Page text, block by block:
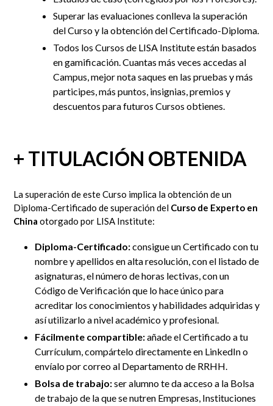
Superar las evaluaciones conlleva la superación
del Curso y la obtención del Certificado-Diploma.
Todos los Cursos de LISA Institute están basados
en gamificación. Cuantas más veces accedas al
Campus, mejor nota saques en las pruebas y más
participes, más puntos, insignias, premios y
descuentos para futuros Cursos obtienes.
+ TITULACIÓN OBTENIDA
La superación de este Curso implica la obtención de un
Diploma-Certificado de superación del Curso de Experto en
China otorgado por LISA Institute:
Diploma-Certificado:consigue un Certificado con tu
nombre y apellidos en alta resolución, con el listado de
asignaturas, el número de horas lectivas, con un
Código de Verificación que lo hace único para
acreditar los conocimientos y habilidades adquiridas y
así utilizarlo a nivel académico y profesional.
Fácilmente compartible:añade el Certificado a tu
Currículum, compártelo directamente en LinkedIno
envíalo por correo al Departamento de RRHH.
Bolsa de trabajo:ser alumno te da acceso a la Bolsa
de trabajo de la que se nutren Empresas, Instituciones